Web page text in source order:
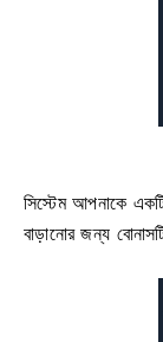
সিস্টেম আপনাকে
বাড়ানোর জন্য